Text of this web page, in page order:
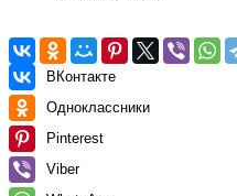
ВКонтакте
Одноклассники
Pinterest
Viber